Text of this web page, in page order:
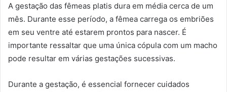
A gestação das fêmeas platis dura em média cerca de um
mês. Durante esse período, a fêmea carrega os embriões
em seu ventre até estarem prontos para nascer. É
importante ressaltar que uma única cópula com um macho
pode resultar em várias gestações sucessivas.
Durante a gestação, é essencial fornecer cuidados